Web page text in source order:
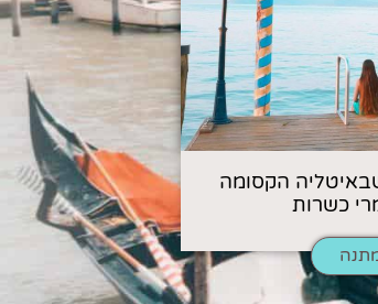
הקסומה
כשרות